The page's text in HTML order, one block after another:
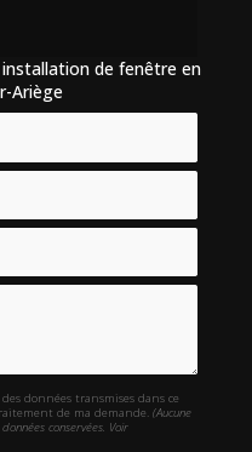
de fenêtre en
Ariège
données transmises dans ce
de ma demande.(Aucune
conservées. Voir